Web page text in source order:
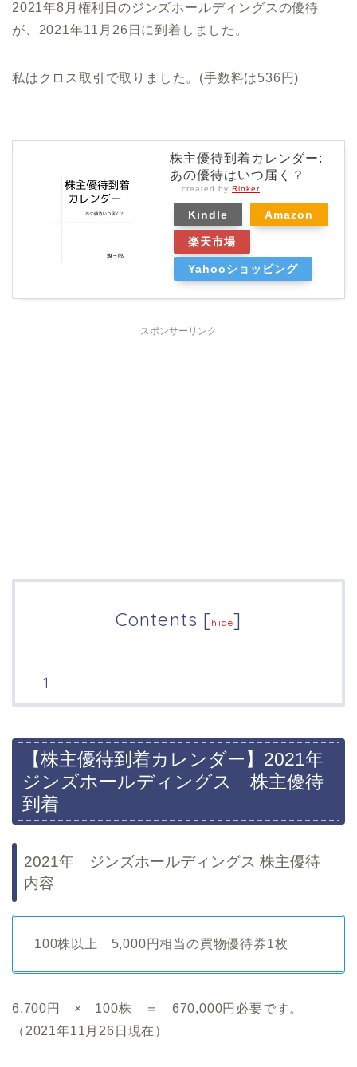
2021年8月権利日のジンズホールディングスの優待
が、2021年11月26日に到着しました。
私はクロス取引で取りました。(手数料は536円)
株主優待到着カレンダー:
あの優待はいつ届く？
created by Rinker
Kindle Amazon
楽天市場
Yahooショッピング
スポンサーリンク
Contents [hide]
【株主優待到着カレンダー】2021年
ジンズホールディングス 株主優待
到着
2021年 ジンズホールディングス 株主優待
内容
100株以上 5,000円相当の買物優待券1枚
6,700円 × 100株 ＝ 670,000円必要です。
（2021年11月26日現在）